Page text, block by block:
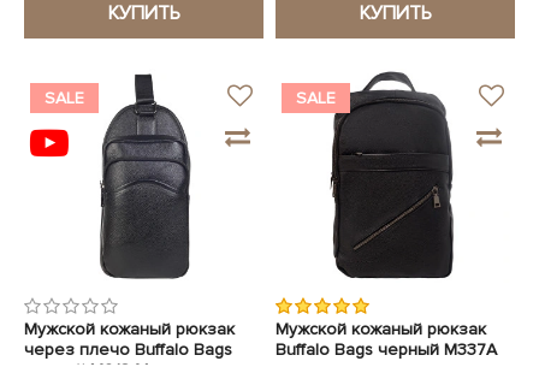
КУПИТЬ КУПИТЬ
SALE
Мужской кожаный рюкзак
через плечо Buffalo Bags
SALE
Мужской кожаный рюкзак
Buffalo Bags черный M337A